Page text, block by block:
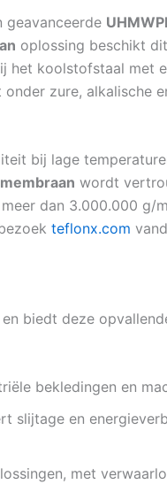
geavanceerde
oplossing beschikt
het koolstofstaal met
zure, alkalische
bij lage
wordt
dan 3.000.000 g/
teflonx.com
biedt deze
bekledingen en
slijtage en
met